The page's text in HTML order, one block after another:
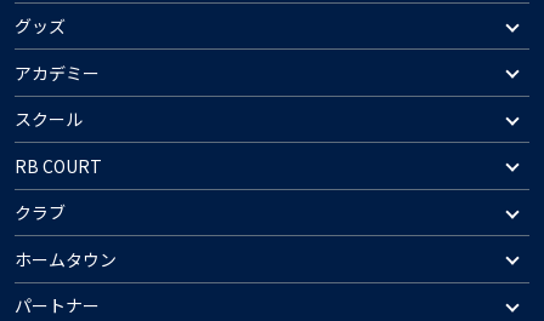
グッズ
アカデミー
スクール
RB COURT
クラブ
ホームタウン
パートナー